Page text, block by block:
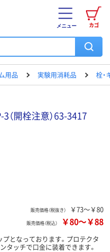
カゴ
メニュー
用品 実験用消耗品 栓・
（開栓注意）63-3417
販売価格（税抜き） ￥73～￥80
販売価格（税込） ￥80～￥88
となっております。プロテクタ
タッチで口金に装着できます。